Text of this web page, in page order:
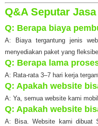
Q&A Seputar
Q: Berapa biaya
A: Biaya tergantung jenis
menyediakan paket yang
Q: Berapa lama
A: Rata-rata 3–7 hari kerja
Q: Apakah website
A: Ya, semua website kami
Q: Apakah website
A: Bisa. Website kami dibuat